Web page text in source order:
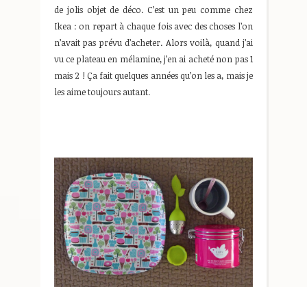
de jolis objet de déco. C’est un peu comme chez
Ikea : on repart à chaque fois avec des choses l’on
n’avait pas prévu d’acheter. Alors voilà, quand j’ai
vu ce plateau en mélamine, j’en ai acheté non pas 1
mais 2 ! Ça fait quelques années qu’on les a, mais je
les aime toujours autant.